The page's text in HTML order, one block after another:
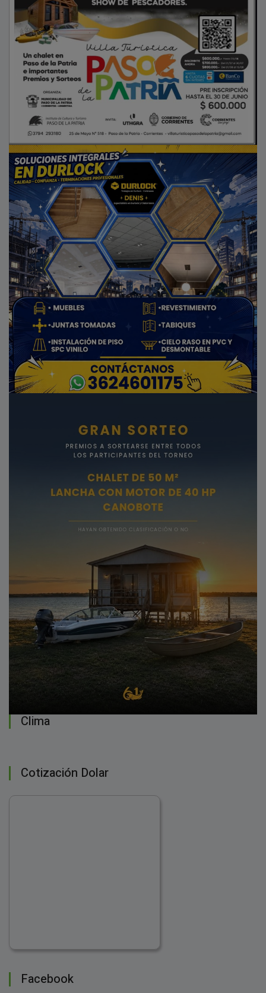
Clima
Cotización Dolar
Facebook